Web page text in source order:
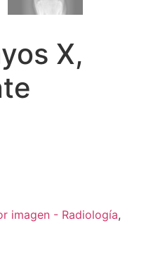
X,
imagen - Radiología,